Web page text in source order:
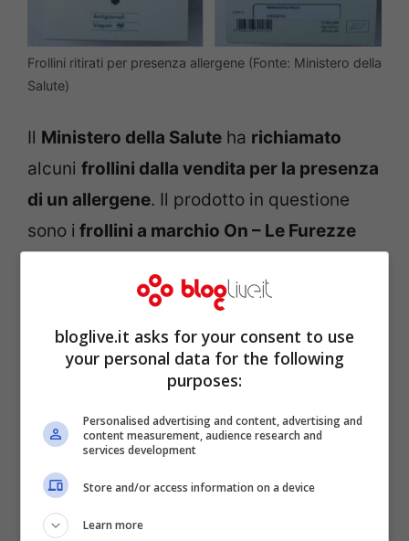
Frollini ritirati per presenza allergene (Fonte: Ministero della
Salute)
Il Ministero della Salute ha richiamato
alcuni frollini dalla vendita per la presenza
di un allergene. Il prodotto in questione
sono i frollini a marchio On – Le Furezze
stabilimento in via Alberto da Giussano,
bloglive.it asks for your consent to use
your personal data for the following
purposes:
Personalised advertising and content, advertising and
content measurement, audience research and
services development
Store and/or access information on a device
Learn more